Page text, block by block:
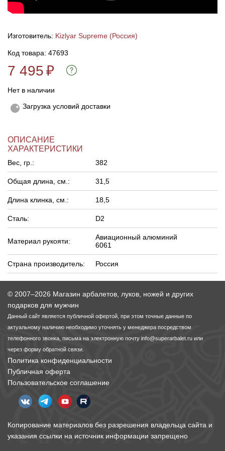
Изготовитель: Kizlyar Supreme (Россия)
Код товара: 47693
7 495₽
Нет в наличии
Загрузка условий доставки
ОПИСАНИЕ
ХАРАКТЕРИСТИКИ
Вес, гр.: 382
Общая длина, см.: 31,5
Длина клинка, см.: 18,5
Сталь: D2
Материал рукояти:
Авиационный алюминий
6061
Страна производитель: Россия
© 2007–2026 Магазин арбалетов, луков, ножей и других
подарков для мужчин
Данный сайт является публичной офертой, при этом точные данные по
актуальному наличию необходимо уточнять у менеджера посредством
телефонного звонка, письма на электронную почту info@superarbalet.ru или
через форму обратной связи.
Политика конфиденциальности
Публичная оферта
Пользовательское соглашение
Копирование материалов без разрешения владельца сайта и
указания ссылки на источник информации запрещено
Полочки для лука
Кликеры для лука
Ножи складные